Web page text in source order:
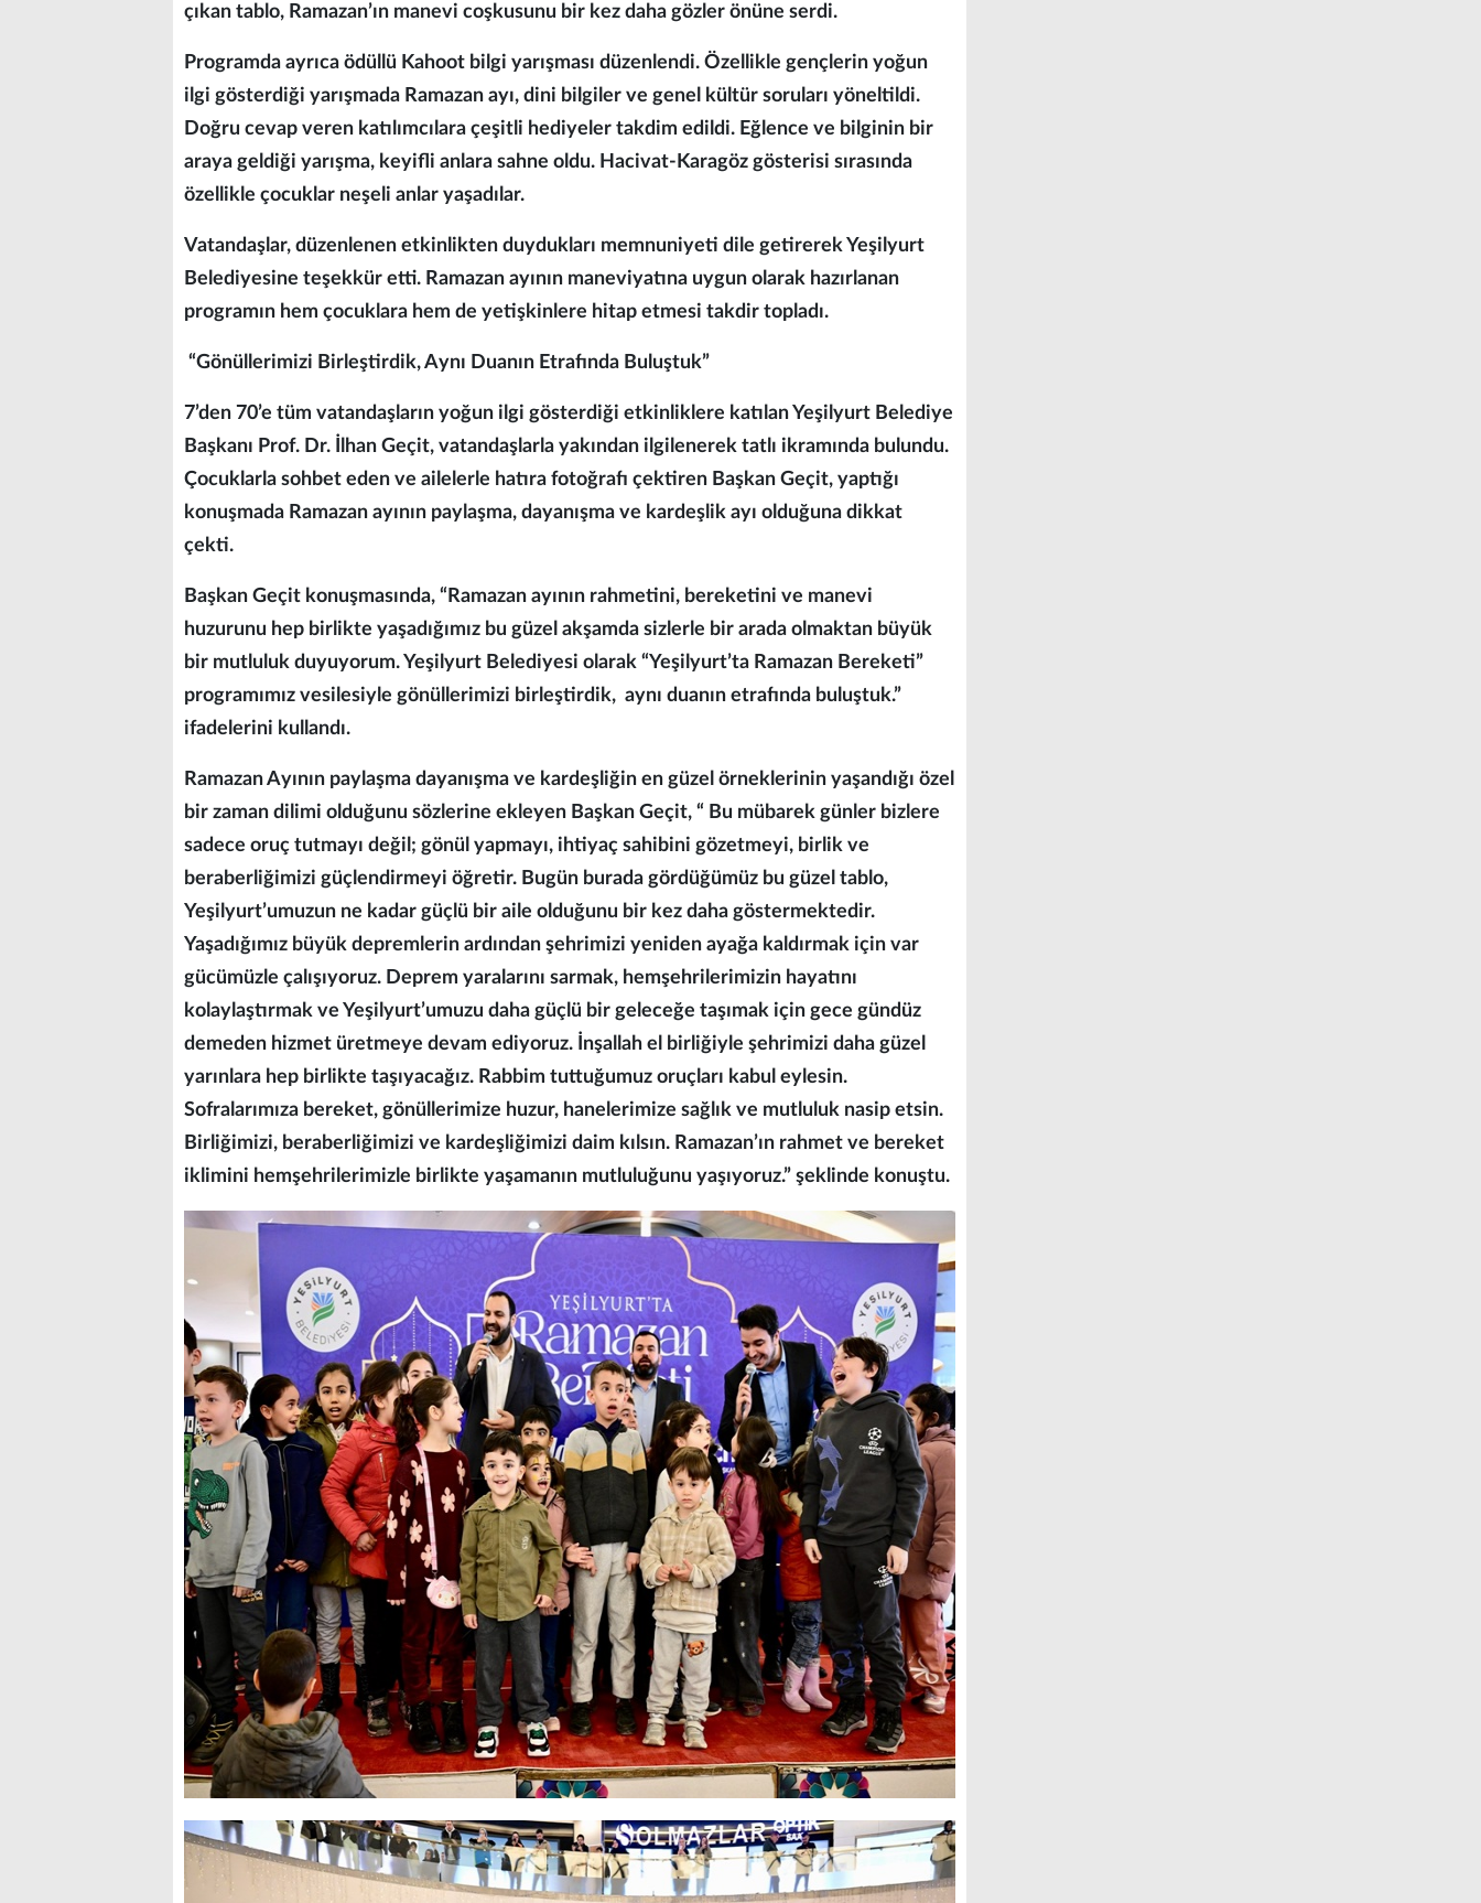
çıkan tablo, Ramazan’ın manevi coşkusunu bir kez daha gözler önüne serdi.
Programda ayrıca ödüllü Kahoot bilgi yarışması düzenlendi. Özellikle gençlerin yoğun
ilgi gösterdiği yarışmada Ramazan ayı, dini bilgiler ve genel kültür soruları yöneltildi.
Doğru cevap veren katılımcılara çeşitli hediyeler takdim edildi. Eğlence ve bilginin bir
araya geldiği yarışma, keyifli anlara sahne oldu. Hacivat-Karagöz gösterisi sırasında
özellikle çocuklar neşeli anlar yaşadılar.
Vatandaşlar, düzenlenen etkinlikten duydukları memnuniyeti dile getirerek Yeşilyurt
Belediyesine teşekkür etti. Ramazan ayının maneviyatına uygun olarak hazırlanan
programın hem çocuklara hem de yetişkinlere hitap etmesi takdir topladı.
“Gönüllerimizi Birleştirdik, Aynı Duanın Etrafında Buluştuk”
7’den 70’e tüm vatandaşların yoğun ilgi gösterdiği etkinliklere katılan Yeşilyurt Belediye
Başkanı Prof. Dr. İlhan Geçit, vatandaşlarla yakından ilgilenerek tatlı ikramında bulundu.
Çocuklarla sohbet eden ve ailelerle hatıra fotoğrafı çektiren Başkan Geçit, yaptığı
konuşmada Ramazan ayının paylaşma, dayanışma ve kardeşlik ayı olduğuna dikkat
çekti.
Başkan Geçit konuşmasında, “Ramazan ayının rahmetini, bereketini ve manevi
huzurunu hep birlikte yaşadığımız bu güzel akşamda sizlerle bir arada olmaktan büyük
bir mutluluk duyuyorum. Yeşilyurt Belediyesi olarak “Yeşilyurt’ta Ramazan Bereketi”
programımız vesilesiyle gönüllerimizi birleştirdik, aynı duanın etrafında buluştuk.”
ifadelerini kullandı.
Ramazan Ayının paylaşma dayanışma ve kardeşliğin en güzel örneklerinin yaşandığı özel
bir zaman dilimi olduğunu sözlerine ekleyen Başkan Geçit, “ Bu mübarek günler bizlere
sadece oruç tutmayı değil; gönül yapmayı, ihtiyaç sahibini gözetmeyi, birlik ve
beraberliğimizi güçlendirmeyi öğretir. Bugün burada gördüğümüz bu güzel tablo,
Yeşilyurt’umuzun ne kadar güçlü bir aile olduğunu bir kez daha göstermektedir.
Yaşadığımız büyük depremlerin ardından şehrimizi yeniden ayağa kaldırmak için var
gücümüzle çalışıyoruz. Deprem yaralarını sarmak, hemşehrilerimizin hayatını
kolaylaştırmak ve Yeşilyurt’umuzu daha güçlü bir geleceğe taşımak için gece gündüz
demeden hizmet üretmeye devam ediyoruz. İnşallah el birliğiyle şehrimizi daha güzel
yarınlara hep birlikte taşıyacağız. Rabbim tuttuğumuz oruçları kabul eylesin.
Sofralarımıza bereket, gönüllerimize huzur, hanelerimize sağlık ve mutluluk nasip etsin.
Birliğimizi, beraberliğimizi ve kardeşliğimizi daim kılsın. Ramazan’ın rahmet ve bereket
iklimini hemşehrilerimizle birlikte yaşamanın mutluluğunu yaşıyoruz.” şeklinde konuştu.